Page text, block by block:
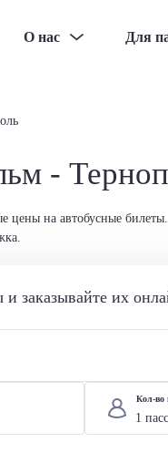
О нас Для
-
цены на автобусные билеты.
их
Кол-во